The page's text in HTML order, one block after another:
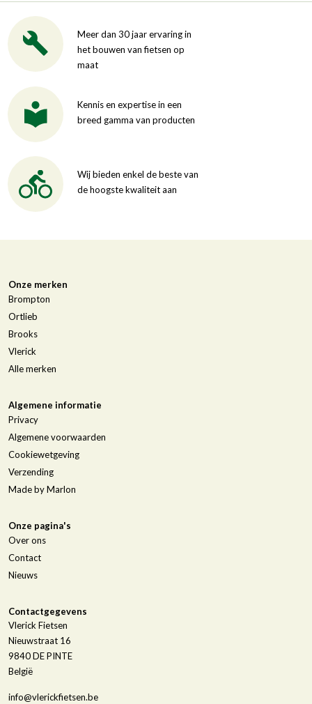
Meer dan 30 jaar ervaring in
het bouwen van fietsen op
maat
Kennis en expertise in een
breed gamma van producten
Wij bieden enkel de beste van
de hoogste kwaliteit aan
Onze merken
Brompton
Ortlieb
Brooks
Vlerick
Alle merken
Algemene informatie
Privacy
Algemene voorwaarden
Cookiewetgeving
Verzending
Made by Marlon
Onze pagina's
Over ons
Contact
Nieuws
Contactgegevens
Vlerick Fietsen
Nieuwstraat 16
9840DE PINTE
België
info@vlerickfietsen.be